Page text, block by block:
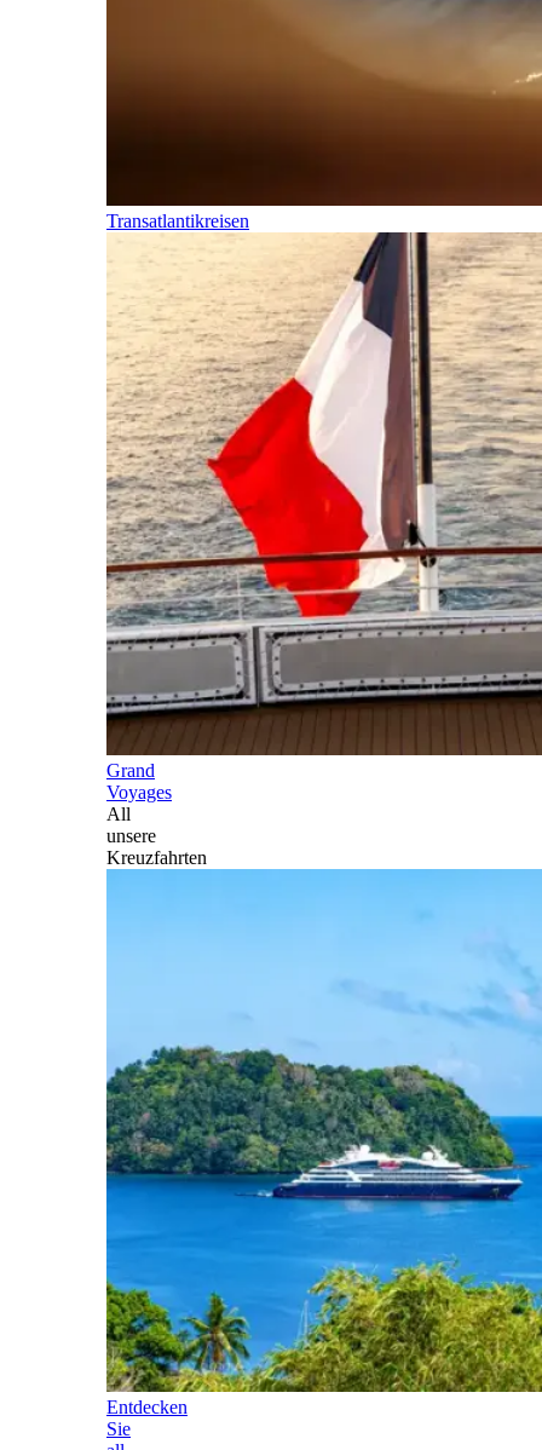
Transatlantikreisen
Grand
Voyages
All
unsere
Kreuzfahrten
Entdecken
Sie